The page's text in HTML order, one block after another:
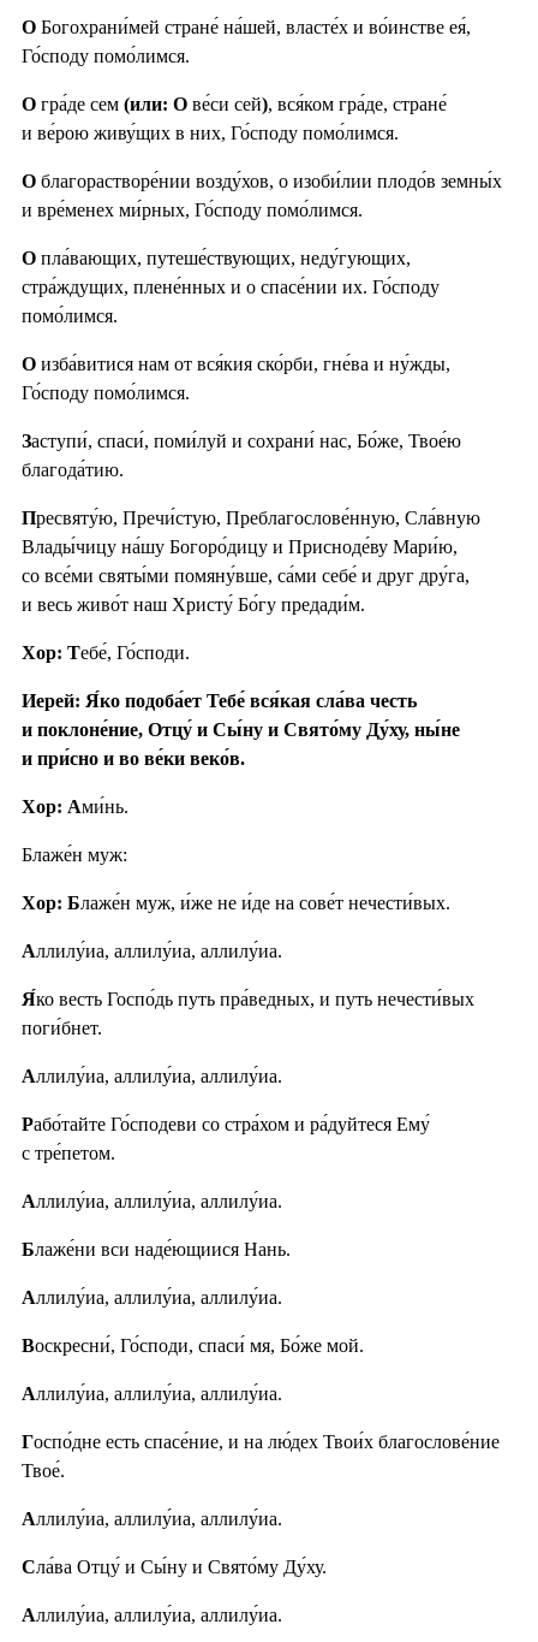
О Богохрани́мей стране́ на́шей, власте́х и во́инстве ея́,
Го́споду помо́лимся.
О гра́де сем (или: О ве́си сей), вся́ком гра́де, стране́
и ве́рою живу́щих в них, Го́споду помо́лимся.
О благорастворе́нии возду́хов, о изоби́лии плодо́в земны́х
и вре́менех ми́рных, Го́споду помо́лимся.
О пла́вающих, путеше́ствующих, неду́гующих,
стра́ждущих, плене́нных и о спасе́нии их. Го́споду
помо́лимся.
О изба́витися нам от вся́кия ско́рби, гне́ва и ну́жды,
Го́споду помо́лимся.
Заступи́, спаси́, поми́луй и сохрани́ нас, Бо́же, Твое́ю
благода́тию.
Пресвяту́ю, Пречи́стую, Преблагослове́нную, Сла́вную
Влады́чицу на́шу Богоро́дицу и Присноде́ву Мари́ю,
со все́ми святы́ми помяну́вше, са́ми себе́ и друг дру́га,
и весь живо́т наш Христу́ Бо́гу предади́м.
Хор: Тебе́, Го́споди.
Иерей: Я́ко подоба́ет Тебе́ вся́кая сла́ва честь
и поклоне́ние, Отцу́ и Сы́ну и Свято́му Ду́ху, ны́не
и при́сно и во ве́ки веко́в.
Хор: Ами́нь.
Блаже́н муж:
Хор: Блаже́н муж, и́же не и́де на сове́т нечести́вых.
Аллилу́иа, аллилу́иа, аллилу́иа.
Я́ко весть Госпо́дь путь пра́ведных, и путь нечести́вых
поги́бнет.
Аллилу́иа, аллилу́иа, аллилу́иа.
Рабо́тайте Го́сподеви со стра́хом и ра́дуйтеся Ему́
с тре́петом.
Аллилу́иа, аллилу́иа, аллилу́иа.
Блаже́ни вси наде́ющиися Нань.
Аллилу́иа, аллилу́иа, аллилу́иа.
Воскресни́, Го́споди, спаси́ мя, Бо́же мой.
Аллилу́иа, аллилу́иа, аллилу́иа.
Госпо́дне есть спасе́ние, и на лю́дех Твои́х благослове́ние
Твое́.
Аллилу́иа, аллилу́иа, аллилу́иа.
Сла́ва Отцу́ и Сы́ну и Свято́му Ду́ху.
Аллилу́иа, аллилу́иа, аллилу́иа.